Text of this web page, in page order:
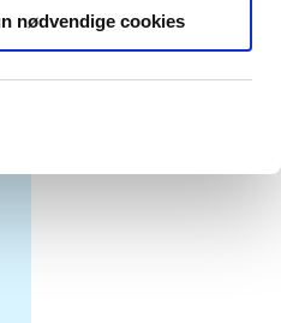
nødvendige cookies